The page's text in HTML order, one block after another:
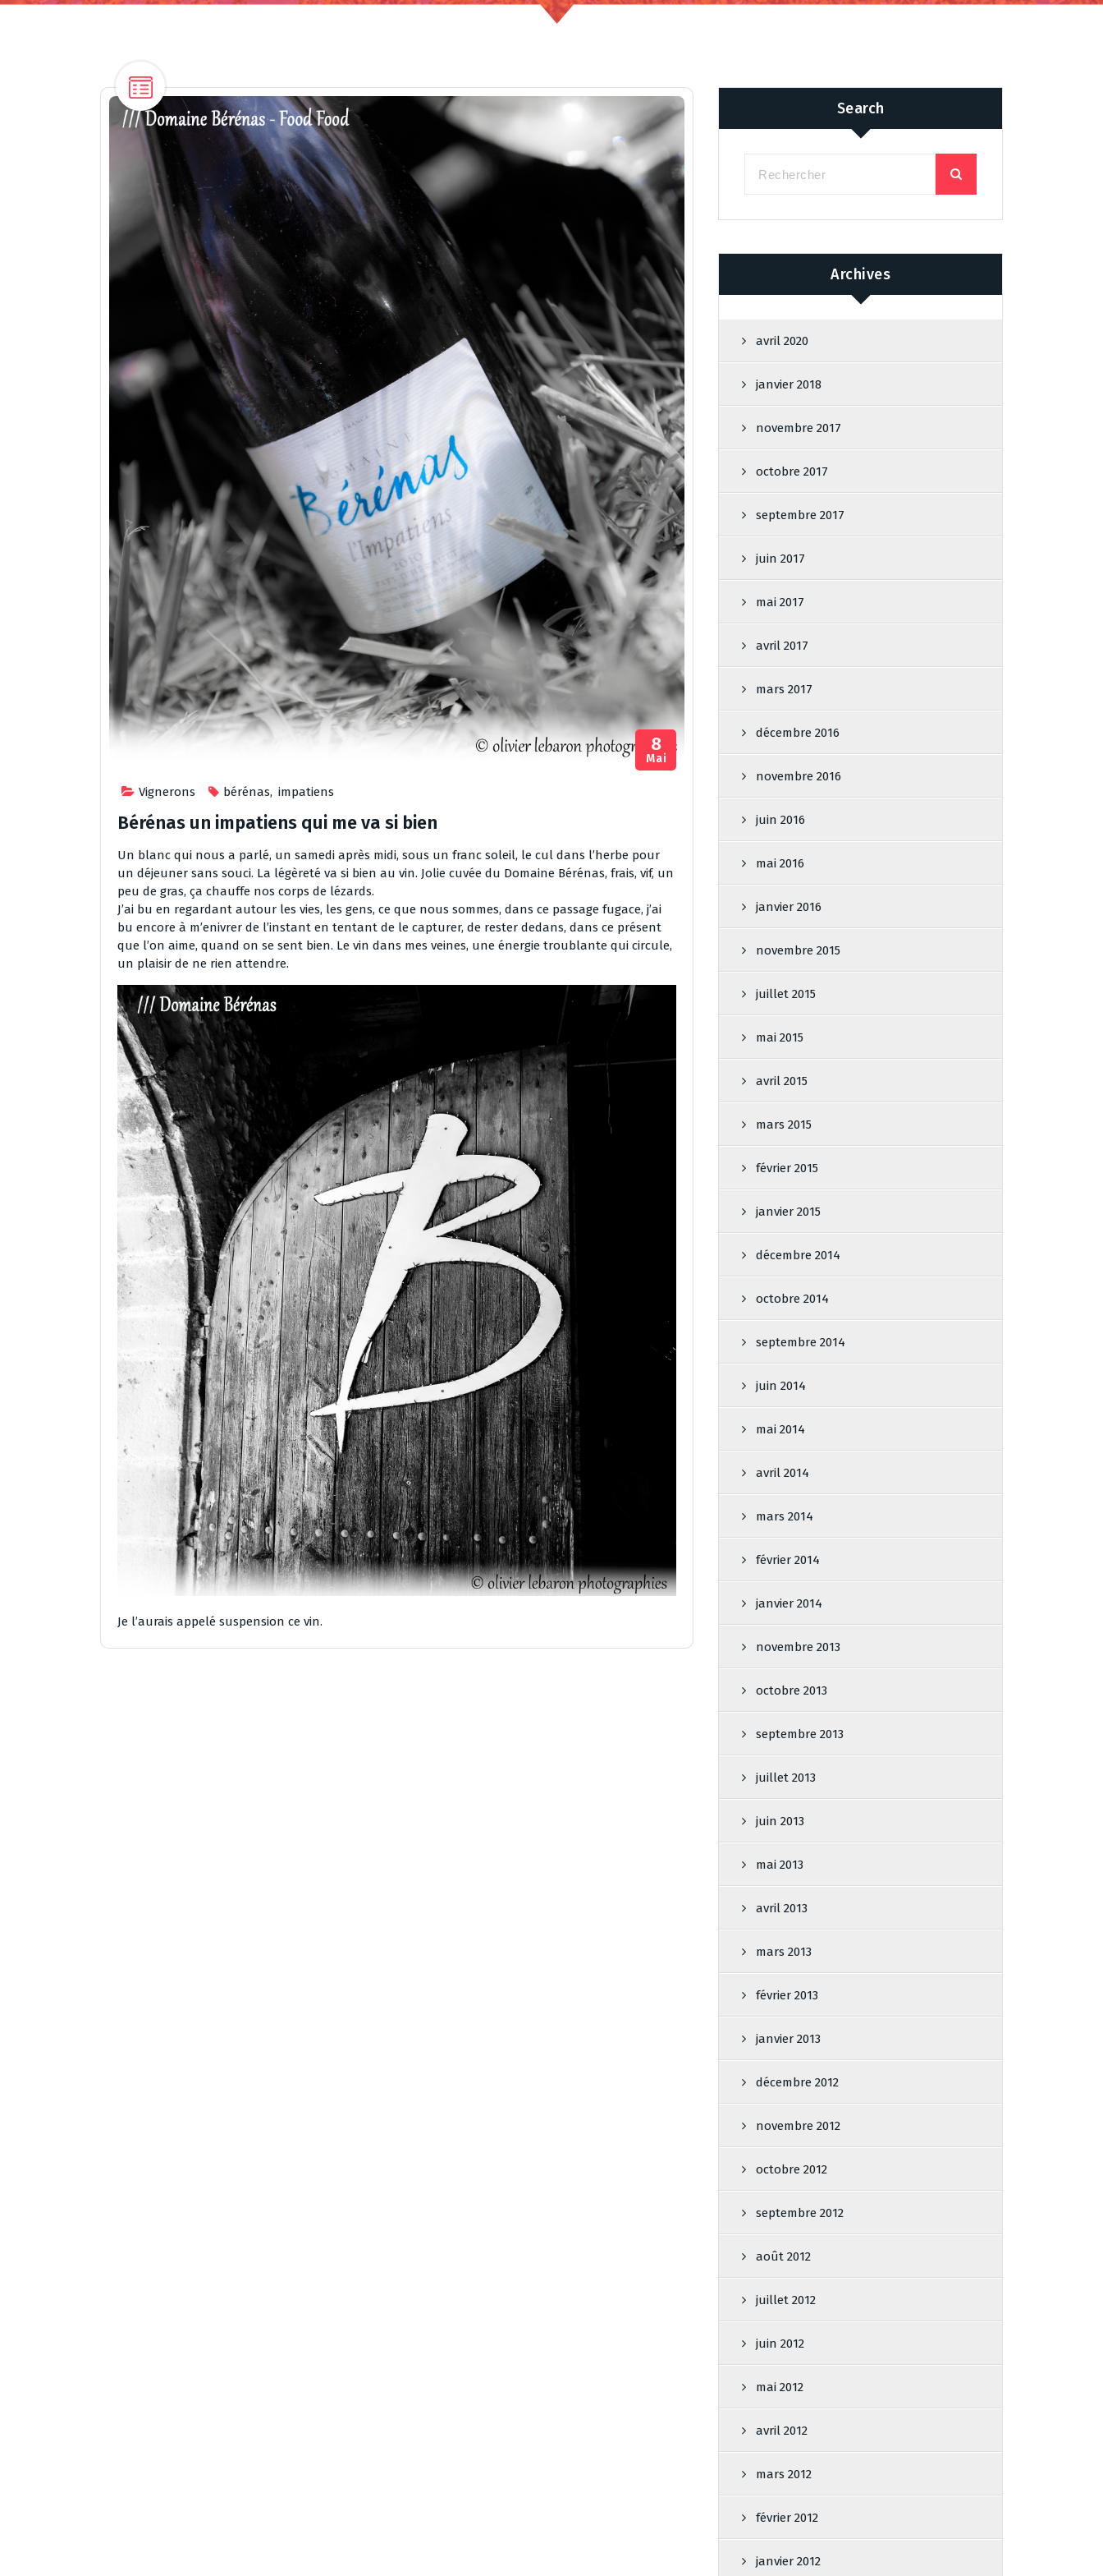
Vignerons bérénas, impatiens
8
Mai
Bérénas un impatiens qui me va si bien
Un blanc qui nous a parlé, un samedi après midi, sous un franc soleil, le cul dans l’herbe pour
un déjeuner sans souci. La légèreté va si bien au vin. Jolie cuvée du Domaine Bérénas​, frais, vif, un
peu de gras, ça chauffe nos corps de lézards.
J’ai bu en regardant autour les vies, les gens, ce que nous sommes, dans ce passage fugace, j’ai
bu encore à m’enivrer de l’instant en tentant de le capturer, de rester dedans, dans ce présent
que l’on aime, quand on se sent bien. Le vin dans mes veines, une énergie troublante qui circule,
un plaisir de ne rien attendre.
Je l’aurais appelé suspension ce vin.
Search
Archives
avril 2020
janvier 2018
novembre 2017
octobre 2017
septembre 2017
juin 2017
mai 2017
avril 2017
mars 2017
décembre 2016
novembre 2016
juin 2016
mai 2016
janvier 2016
novembre 2015
juillet 2015
mai 2015
avril 2015
mars 2015
février 2015
janvier 2015
décembre 2014
octobre 2014
septembre 2014
juin 2014
mai 2014
avril 2014
mars 2014
février 2014
janvier 2014
novembre 2013
octobre 2013
septembre 2013
juillet 2013
juin 2013
mai 2013
avril 2013
mars 2013
février 2013
janvier 2013
décembre 2012
novembre 2012
octobre 2012
septembre 2012
août 2012
juillet 2012
juin 2012
mai 2012
avril 2012
mars 2012
février 2012
janvier 2012